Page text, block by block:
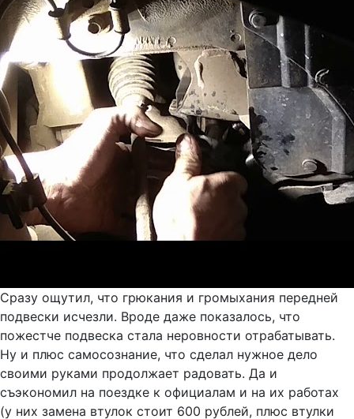
Сразу ощутил, что грюкания и громыхания передней
подвески исчезли. Вроде даже показалось, что
пожестче подвеска стала неровности отрабатывать.
Ну и плюс самосознание, что сделал нужное дело
своими руками продолжает радовать. Да и
съэкономил на поездке к официалам и на их работах
(у них замена втулок стоит 600 рублей, плюс втулки